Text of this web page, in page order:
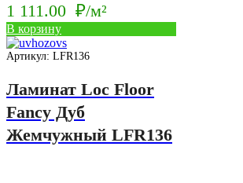
1 111.00 ₽/м²
В корзину
Артикул: LFR136
Ламинат Loc Floor
Fancy Дуб
Жемчужный LFR136